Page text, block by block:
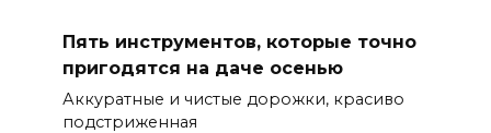
Пять инструментов, которые точно
пригодятся на даче осенью
Аккуратные и чистые дорожки, красиво
подстриженная